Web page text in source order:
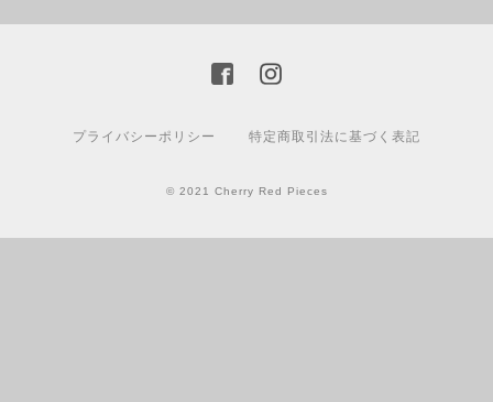
プライバシーポリシー 特定商取引法に基づく表記
© 2021 Cherry Red Pieces